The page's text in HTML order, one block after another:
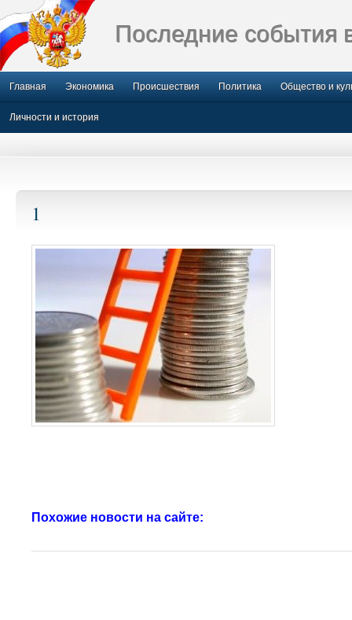
Последние события
Главная Экономика Происшествия Политика Общество и
Личности и история
1
Похожие новости на сайте: